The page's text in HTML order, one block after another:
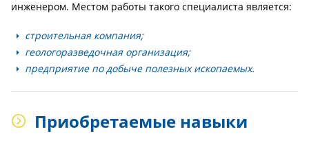
инженером. Местом работы такого специалиста является:
строительная компания;
геологоразведочная организация;
предприятие по добыче полезных ископаемых.
Приобретаемые навыки